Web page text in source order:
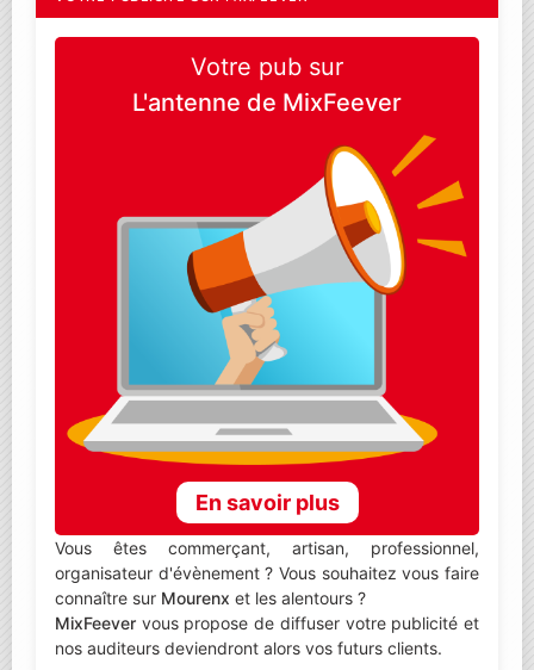
Votre pub sur
L'antenne de MixFeever
En savoir plus
Vous êtes commerçant, artisan, professionnel,
organisateur d'évènement ? Vous souhaitez vous faire
connaître sur Mourenx et les alentours ?
MixFeever vous propose de diffuser votre publicité et
nos auditeurs deviendront alors vos futurs clients.